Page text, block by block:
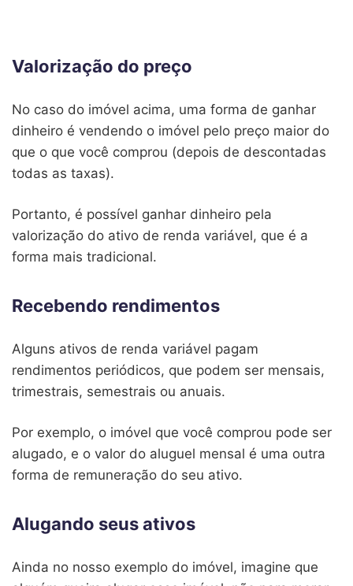
Valorização do preço
No caso do imóvel acima, uma forma de ganhar
dinheiro é vendendo o imóvel pelo preço maior do
que o que você comprou (depois de descontadas
todas as taxas).
Portanto, é possível ganhar dinheiro pela
valorização do ativo de renda variável, que é a
forma mais tradicional.
Recebendo rendimentos
Alguns ativos de renda variável pagam
rendimentos periódicos, que podem ser mensais,
trimestrais, semestrais ou anuais.
Por exemplo, o imóvel que você comprou pode ser
alugado, e o valor do aluguel mensal é uma outra
forma de remuneração do seu ativo.
Alugando seus ativos
Ainda no nosso exemplo do imóvel, imagine que